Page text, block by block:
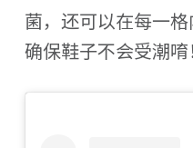
菌，还可以在每一
确保鞋子不会受潮唷